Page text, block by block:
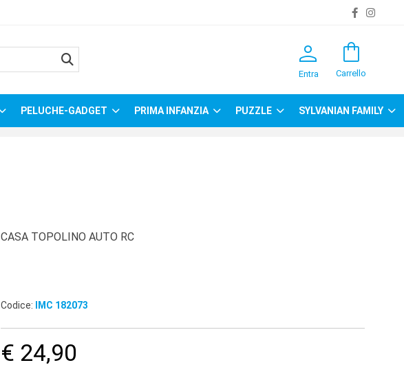
person
Entra
shopping_bag
Carrello
PELUCHE-GADGET PRIMA INFANZIA PUZZLE SYLVANIAN FAMILY
CASA TOPOLINO AUTO RC
Codice: IMC 182073
€ 24,90